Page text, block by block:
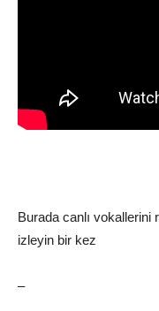
Burada canlı
izleyin bir kez
–